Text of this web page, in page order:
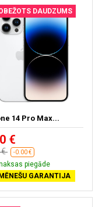
DAUDZUMS
14 Pro Max...
€
€ -0.00 €
piegāde
GARANTIJA